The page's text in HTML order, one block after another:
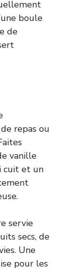
boule
de
repas ou
vanille
cuit et un
servie
secs, de
Une
pour les